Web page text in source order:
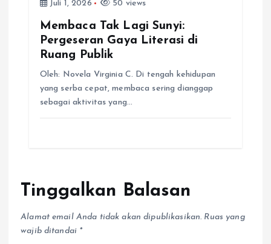
Juli 1, 2026 50 views
Membaca Tak Lagi Sunyi:
Pergeseran Gaya Literasi di
Ruang Publik
Oleh: Novela Virginia C. Di tengah kehidupan
yang serba cepat, membaca sering dianggap
sebagai aktivitas yang…
Tinggalkan Balasan
Alamat email Anda tidak akan dipublikasikan. Ruas yang
wajib ditandai *